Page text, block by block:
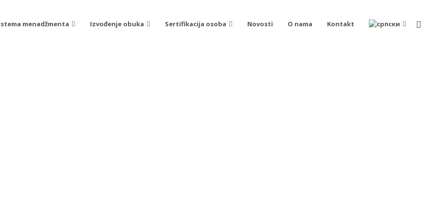
menadžmenta Izvođenje obuka Sertifikacija osoba Novosti O nama Kontakt